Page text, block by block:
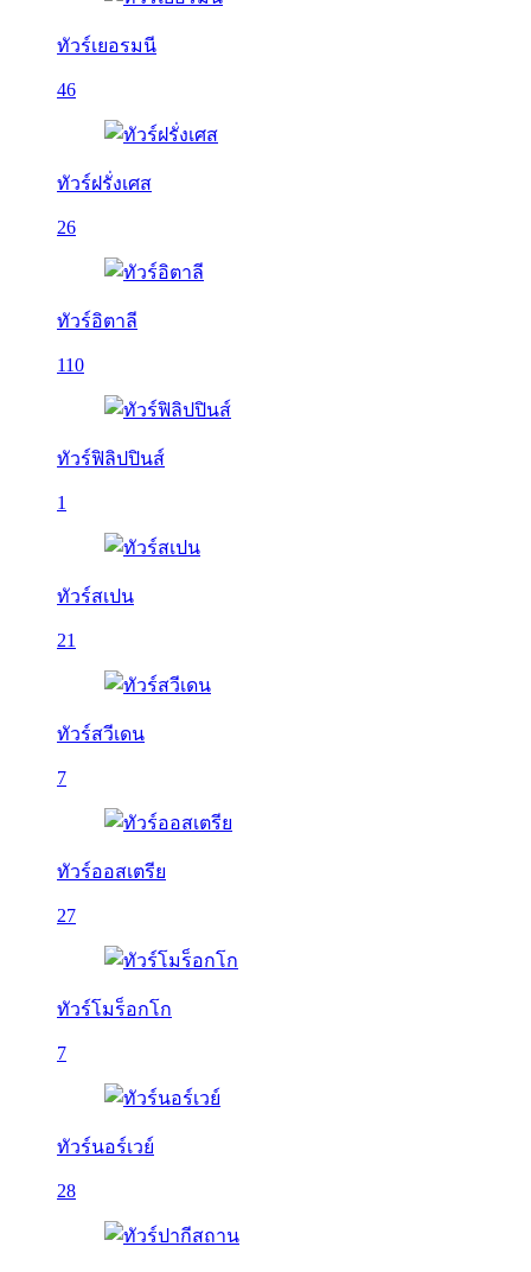
ทัวร์เยอรมนี
46
ทัวร์ฝรั่งเศส
26
ทัวร์อิตาลี
110
ทัวร์ฟิลิปปินส์
1
ทัวร์สเปน
21
ทัวร์สวีเดน
7
ทัวร์ออสเตรีย
27
ทัวร์โมร็อกโก
7
ทัวร์นอร์เวย์
28